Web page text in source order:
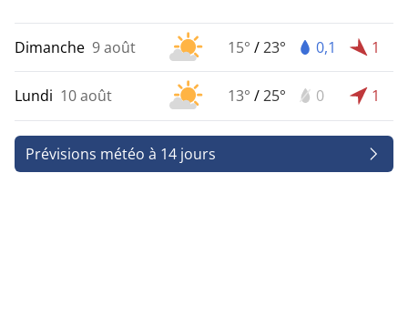
Dimanche 9 août 15° /23° 0,1 1
Lundi 10 août 13° /25° 0 1
Prévisions météo à 14 jours